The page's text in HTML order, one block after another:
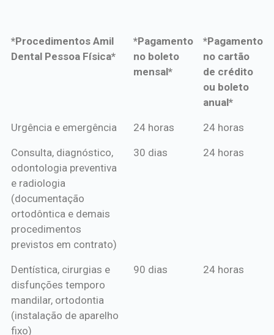
*Procedimentos Amil
Dental Pessoa Física*
*Pagamento
no boleto
mensal*
*Pagamento
no cartão
de crédito
ou boleto
anual*
*Procedimentos Amil
*Pagamento
mensal*
*Pagamento
de crédito
Urgência e emergência 24 horas 24 horas
Consulta, diagnóstico,
odontologia preventiva
e radiologia
(documentação
ortodôntica e demais
procedimentos
previstos em contrato)
30 dias 24 horas
Dentística, cirurgias e
disfunções temporo
mandilar, ortodontia
(instalação de aparelho
fixo)
90 dias 24 horas